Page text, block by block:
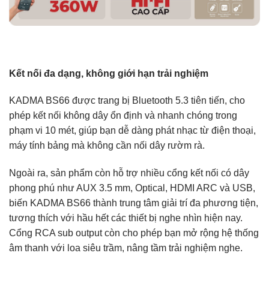
Kết nối đa dạng, không giới hạn trải nghiệm
KADMA BS66 được trang bị Bluetooth 5.3 tiên tiến, cho
phép kết nối không dây ổn định và nhanh chóng trong
phạm vi 10 mét, giúp bạn dễ dàng phát nhạc từ điện thoại,
máy tính bảng mà không cần nối dây rườm rà.
Ngoài ra, sản phẩm còn hỗ trợ nhiều cổng kết nối có dây
phong phú như AUX 3.5 mm, Optical, HDMI ARC và USB,
biến KADMA BS66 thành trung tâm giải trí đa phương tiện,
tương thích với hầu hết các thiết bị nghe nhìn hiện nay.
Cổng RCA sub output còn cho phép bạn mở rộng hệ thống
âm thanh với loa siêu trầm, nâng tầm trải nghiệm nghe.